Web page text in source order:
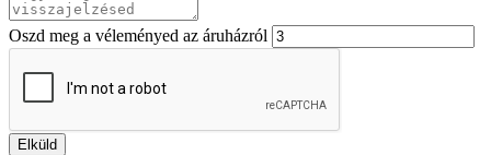
Oszd meg a véleményed az áruházról
Elküld